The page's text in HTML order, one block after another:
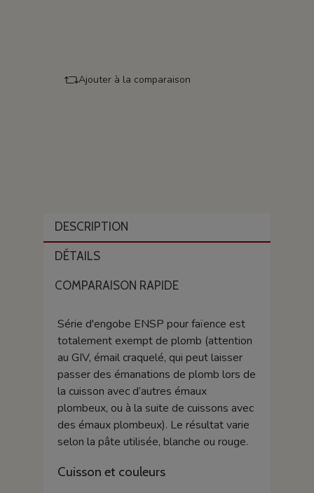
Ajouter à la comparaison
DESCRIPTION
DÉTAILS
COMPARAISON RAPIDE
Série d'engobe ENSP pour faïence est
totalement exempt de plomb (attention
au GIV, émail craquelé, qui peut laisser
passer des émanations de plomb lors de
la cuisson avec d’autres émaux
plombeux, ou à la suite de cuissons avec
des émaux plombeux). Le résultat varie
selon la pâte utilisée, blanche ou rouge.
Cuisson et couleurs